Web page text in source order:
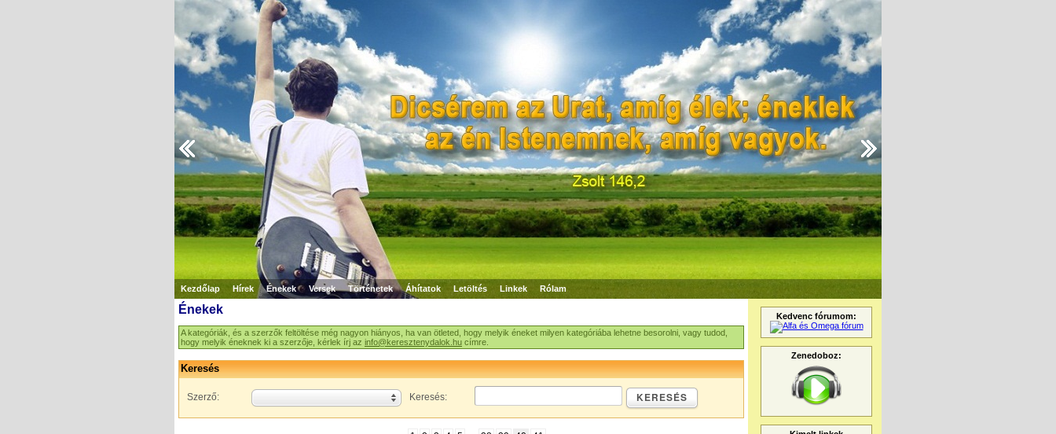
Kezdőlap Hírek Énekek Versek Történetek Áhítatok Letöltés Linkek Rólam
Énekek
A kategóriák, és a szerzők feltöltése még nagyon hiányos, ha van ötleted, hogy melyik éneket milyen kategóriába lehetne besorolni, vagy tudod,
hogy melyik éneknek ki a szerzője, kérlek írj az info@keresztenydalok.hu címre.
Keresés
Szerző: Keresés: KERESÉS
Kedvenc fórumom:
Zenedoboz: